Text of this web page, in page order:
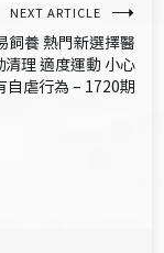
NEXT ARTICLE
飼養 熱門新選擇醫
清理 適度運動 小心
自虐行為 – 1720期